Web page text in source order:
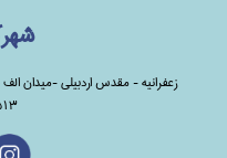
زعفرانیه - مقدس اردبیلی -میدان